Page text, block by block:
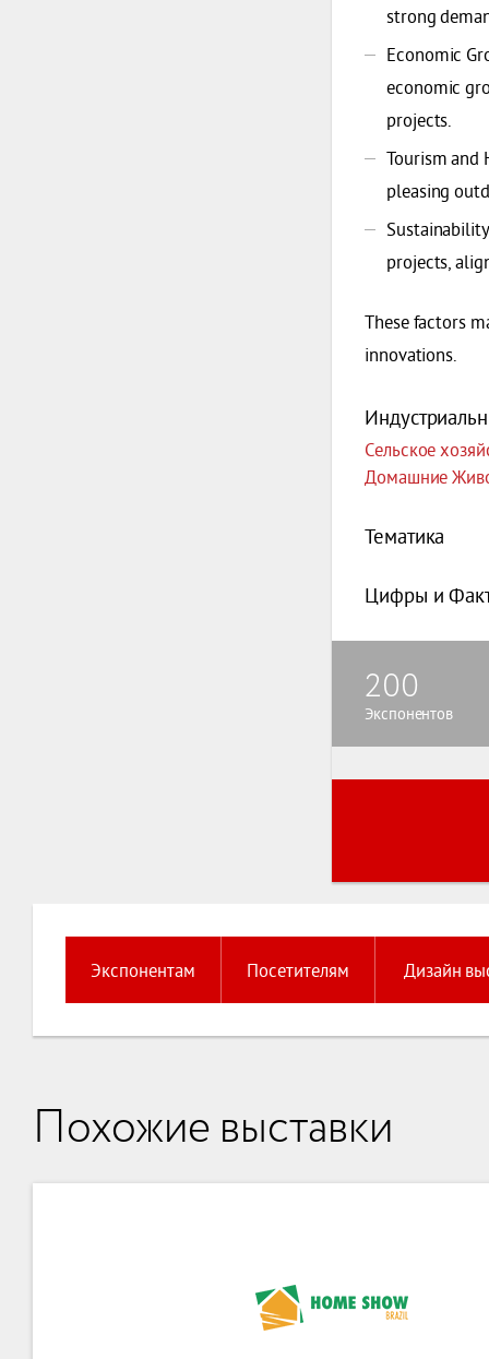
strong
Economic
economic
projects.
Tourism and
pleasing
projects,
These factors
innovations.
Сельское
Домашние
Тематика
Цифры и
200
Экспонентов
Экспонентам Посетителям Дизайн
Похожие выставки